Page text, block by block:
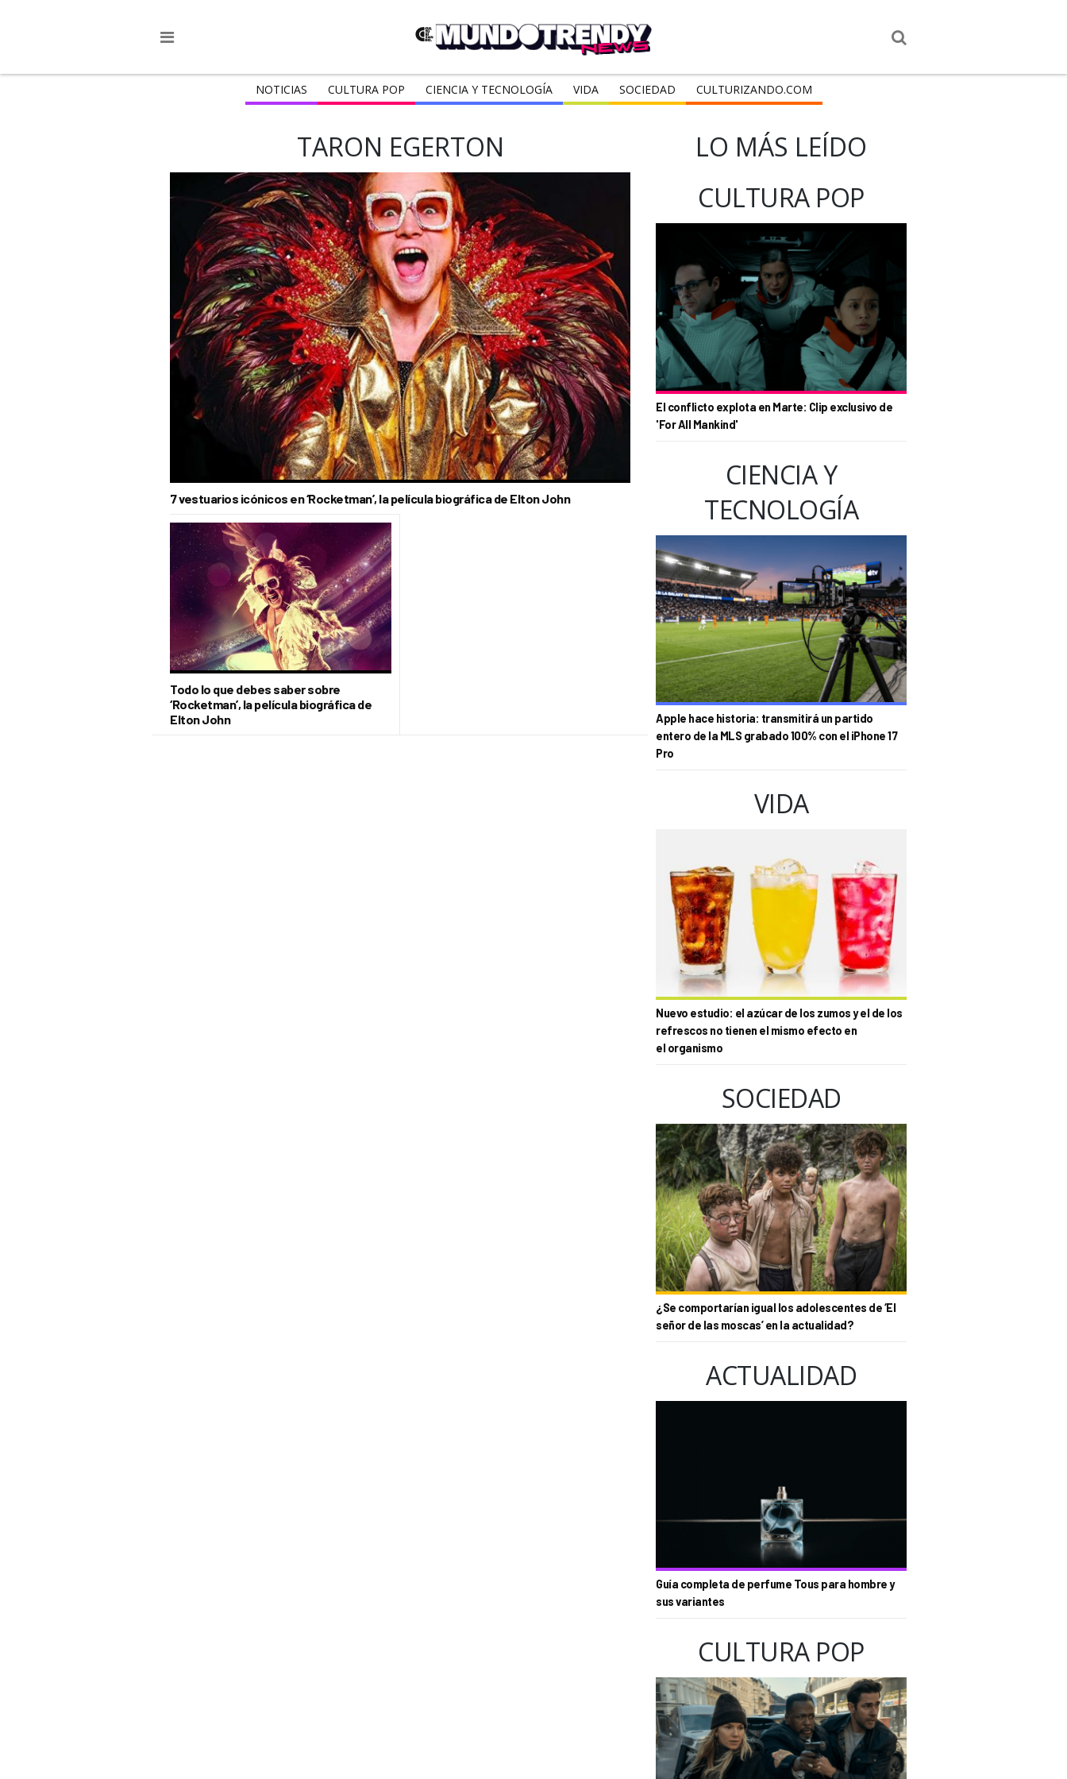
NOTICIAS CULTURA POP CIENCIA Y TECNOLOGÍA VIDA SOCIEDAD CULTURIZANDO.COM
TARON EGERTON
7 vestuarios icónicos en ‘Rocketman’, la película biográfica de Elton John
Todo lo que debes saber sobre
‘Rocketman’, la película biográfica de
Elton John
LO MÁS LEÍDO
CULTURA POP
El conflicto explota en Marte: Clip exclusivo de
'For All Mankind'
CIENCIA Y
TECNOLOGÍA
Apple hace historia: transmitirá un partido
entero de la MLS grabado 100% con el iPhone 17
Pro
VIDA
Nuevo estudio: el azúcar de los zumos y el de los
refrescos no tienen el mismo efecto en
el organismo
SOCIEDAD
¿Se comportarían igual los adolescentes de ‘El
señor de las moscas’ en la actualidad?
ACTUALIDAD
Guía completa de perfume Tous para hombre y
sus variantes
CULTURA POP